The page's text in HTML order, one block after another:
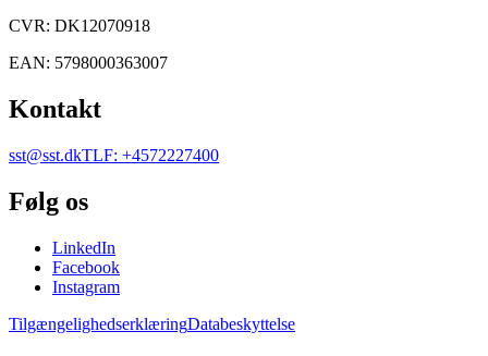
CVR: DK12070918
EAN: 5798000363007
Kontakt
sst@sst.dkTLF: +4572227400
Følg os
LinkedIn
Facebook
Instagram
TilgængelighedserklæringDatabeskyttelse